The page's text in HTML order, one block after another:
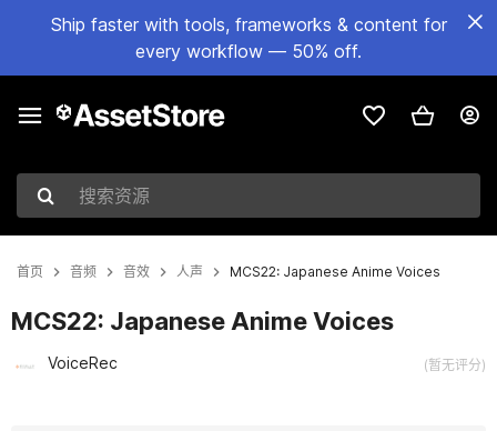
Ship faster with tools, frameworks & content for
every workflow — 50% off.
搜索资源
首页 音频 音效 人声 MCS22: Japanese Anime Voices
MCS22: Japanese Anime Voices
VoiceRec (暂无评分)